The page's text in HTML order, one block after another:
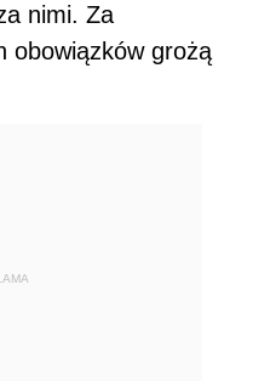
nimi. Za
obowiązków grożą